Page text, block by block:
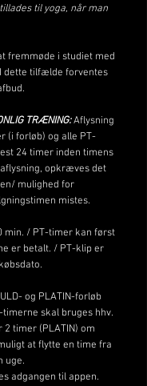
til yoga, når man
fremmøde i studiet med
dette tilfælde forventes
TRÆNING:Aflysning
(i forløb) og alle PT-
24 timer inden timens
opkræves det
mulighed for
mistes.
min. / ​PT-timer kan først
er betalt. / ​PT-klip er
og PLATIN-forløb
timerne skal bruges hhv.
2 timer (PLATIN) om
at flytte en time fra
uge.
adgangen til appen.